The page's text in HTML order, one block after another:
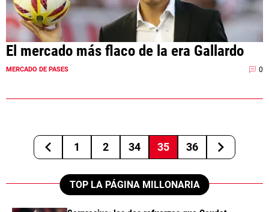
El mercado más flaco de la era Gallardo
MERCADO DE PASES 0
1 2 34 35 36
TOP LA PÁGINA MILLONARIA